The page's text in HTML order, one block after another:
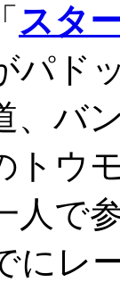
スタ
パド
、バ
トウ
人で
にレ